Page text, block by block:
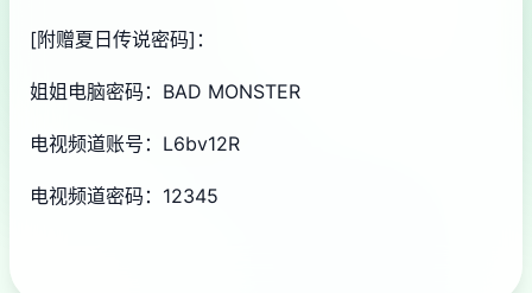
[附赠夏日传说密码]：
姐姐电脑密码：BAD MONSTER
电视频道账号：L6bv12R
电视频道密码：12345